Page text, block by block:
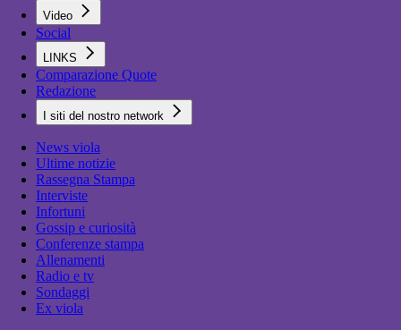
Video
Social
LINKS
Comparazione Quote
Redazione
I siti del nostro network
News viola
Ultime notizie
Rassegna Stampa
Interviste
Infortuni
Gossip e curiosità
Conferenze stampa
Allenamenti
Radio e tv
Sondaggi
Ex viola